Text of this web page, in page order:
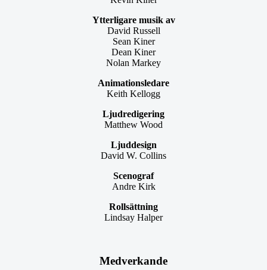
Ytterligare musik av
David Russell
Sean Kiner
Dean Kiner
Nolan Markey
Animationsledare
Keith Kellogg
Ljudredigering
Matthew Wood
Ljuddesign
David W. Collins
Scenograf
Andre Kirk
Rollsättning
Lindsay Halper
Medverkande